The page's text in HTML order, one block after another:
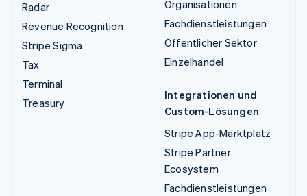
Radar
Revenue Recognition
Stripe Sigma
Tax
Terminal
Treasury
Organisationen
Fachdienstleistungen
Öffentlicher Sektor
Einzelhandel
Integrationen und
Custom-Lösungen
Stripe App-Marktplatz
Stripe Partner
Ecosystem
Fachdienstleistungen